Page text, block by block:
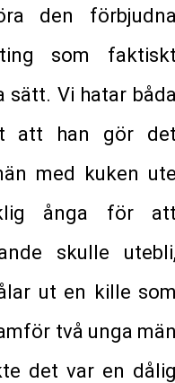
den
som
sätt. Vi hatar
att han gör
med kuken
ånga för
skulle
ut en kille
två unga
det var en